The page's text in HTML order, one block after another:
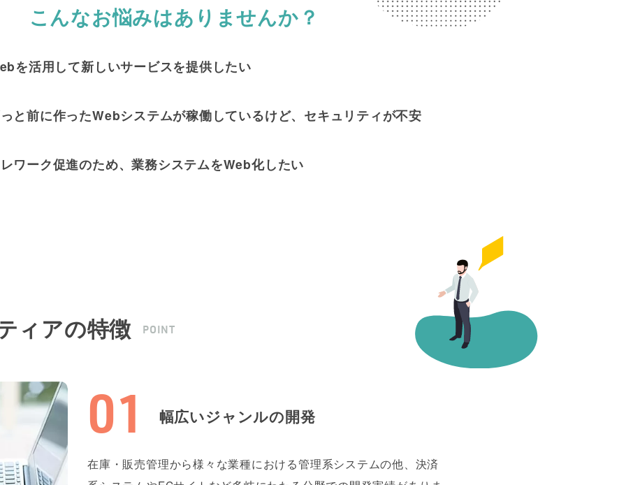
こんなお悩みはありませんか？
を活用して新しいサービスを提供したい
と前に作ったWebシステムが稼働しているけど、セキュリティが不安
ワーク促進のため、業務システムをWeb化したい
ィアの特徴 POINT
幅広いジャンルの開発
在庫・販売管理から様々な業種における管理系システムの他、決済